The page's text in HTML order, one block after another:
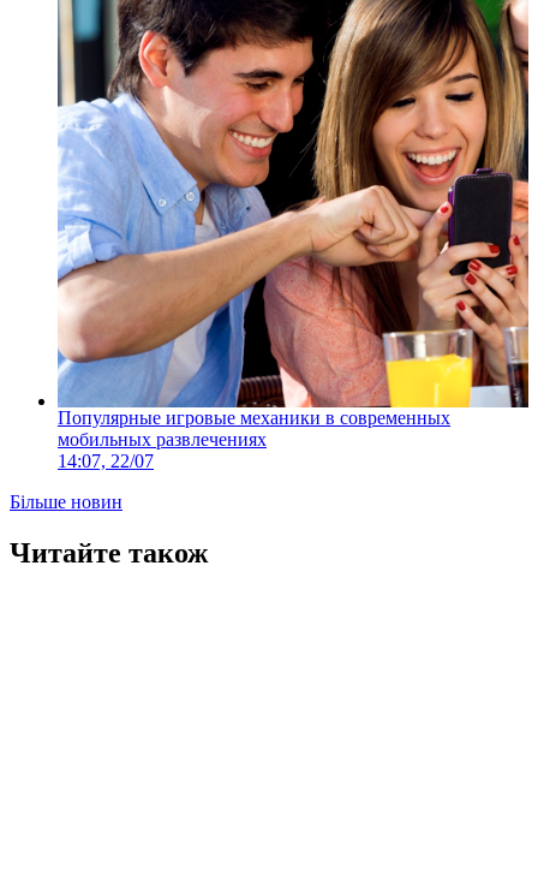
Популярные игровые механики в современных
мобильных развлечениях
14:07, 22/07
Більше новин
Читайте також